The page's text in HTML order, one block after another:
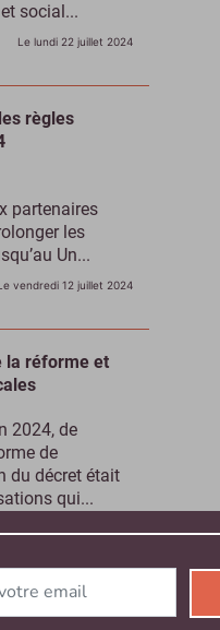
social...
Le lundi 22 juillet 2024
règles
partenaires
les
Un...
vendredi 12 juillet 2024
la réforme et
2024, de
de
du décret était
qui...
les
à notre newsletter